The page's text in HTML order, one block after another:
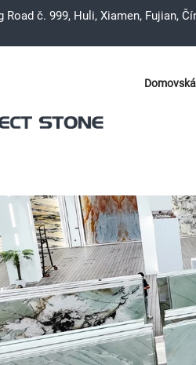
Road č. 999, Huli, Xiamen, Fujian,